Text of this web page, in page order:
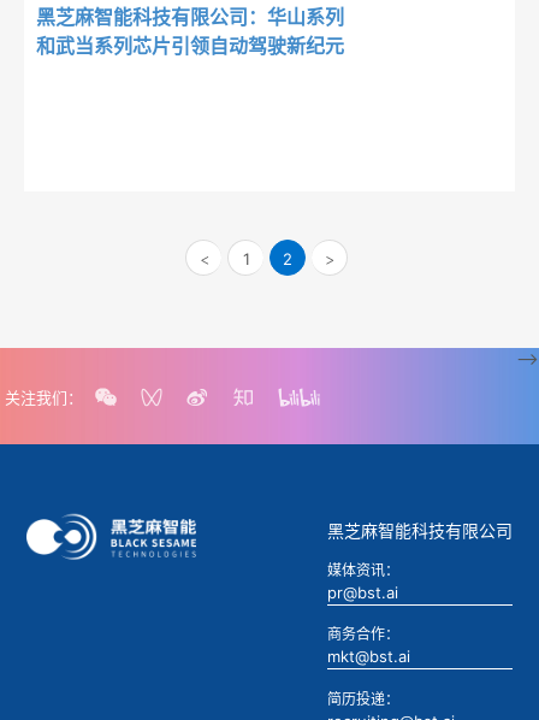
黑芝麻智能科技有限公司：华山系列
和武当系列芯片引领自动驾驶新纪元
< 1 2 >
关注我们：
-->
黑芝麻智能科技有限公司
媒体资讯：
pr@bst.ai
商务合作：
mkt@bst.ai
简历投递：